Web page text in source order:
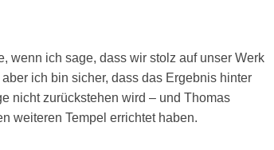
wenn ich sage, dass wir stolz auf unser Werk
ich bin sicher, dass das Ergebnis hinter
nicht zurückstehen wird – und Thomas
weiteren Tempel errichtet haben.